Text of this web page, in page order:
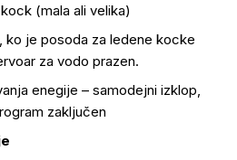
(mala ali velika)
ko je posoda za ledene kocke
za vodo prazen.
enegije – samodejni izklop,
zaključen